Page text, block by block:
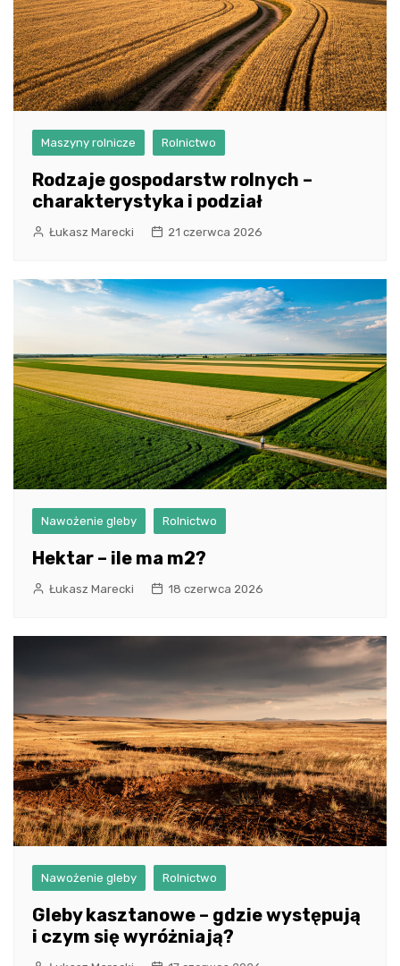
Maszyny rolnicze Rolnictwo
Rodzaje gospodarstw rolnych –
charakterystyka i podział
Łukasz Marecki 21 czerwca 2026
Nawożenie gleby Rolnictwo
Hektar – ile ma m2?
Łukasz Marecki 18 czerwca 2026
Nawożenie gleby Rolnictwo
Gleby kasztanowe – gdzie występują
i czym się wyróżniają?